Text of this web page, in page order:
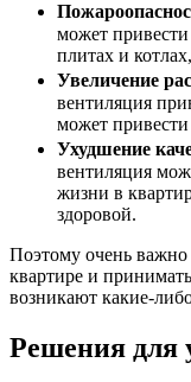
может
плитах и
Увеличение
вентиляция
может
Ухудшение
вентиляция
жизни в
здоровой.
Поэтому очень важно
квартире и
возникают какие-
Решения для